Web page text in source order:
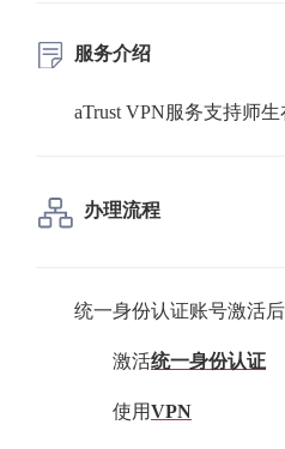
服务介绍
aTrust VPN服务支持师生
办理流程
统一身份认证账号激活
激活统一身份认证
使用VPN